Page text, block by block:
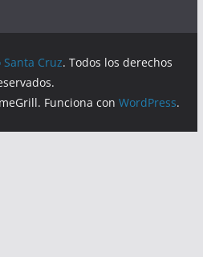
Santa Cruz. Todos los derechos
Funciona conWordPress.